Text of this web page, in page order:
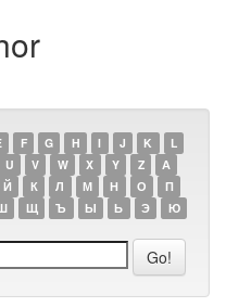
F G H I J K
L
U V W X Y Z
А
Й К Л М Н О
П
Щ Ъ Ы Ь Э
Ю